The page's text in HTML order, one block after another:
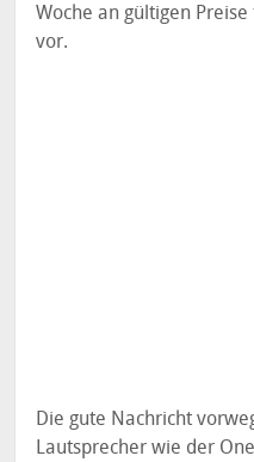
Woche an gültigen
vor.
Die gute Nachricht
Lautsprecher wie der